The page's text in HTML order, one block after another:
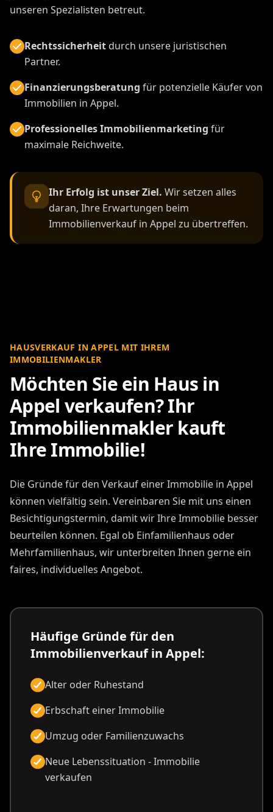
unseren Spezialisten betreut.
Rechtssicherheitdurch unsere juristischen
Partner.
Finanzierungsberatung für potenzielle Käufer von
Immobilien in Appel.
Professionelles Immobilienmarketing für
maximale Reichweite.
Ihr Erfolg ist unser Ziel. Wir setzen alles
daran, Ihre Erwartungen beim
Immobilienverkauf in Appel zu übertreffen.
HAUSVERKAUF IN APPEL MIT IHREM
IMMOBILIENMAKLER
Möchten Sie ein Haus in
Appel verkaufen? Ihr
Immobilienmakler kauft
Ihre Immobilie!
Die Gründe für den Verkauf einer Immobilie in Appel
können vielfältig sein. Vereinbaren Sie mit uns einen
Besichtigungstermin, damit wir Ihre Immobilie besser
beurteilen können. Egal ob Einfamilienhaus oder
Mehrfamilienhaus, wir unterbreiten Ihnen gerne ein
faires, individuelles Angebot.
Häufige Gründe für den
Immobilienverkauf in Appel:
Alter oder Ruhestand
Erbschaft einer Immobilie
Umzug oder Familienzuwachs
Neue Lebenssituation - Immobilie
verkaufen